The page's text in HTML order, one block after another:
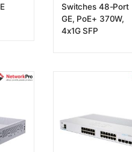
Switches 48-Port
GE, PoE+ 370W,
4x1G SFP